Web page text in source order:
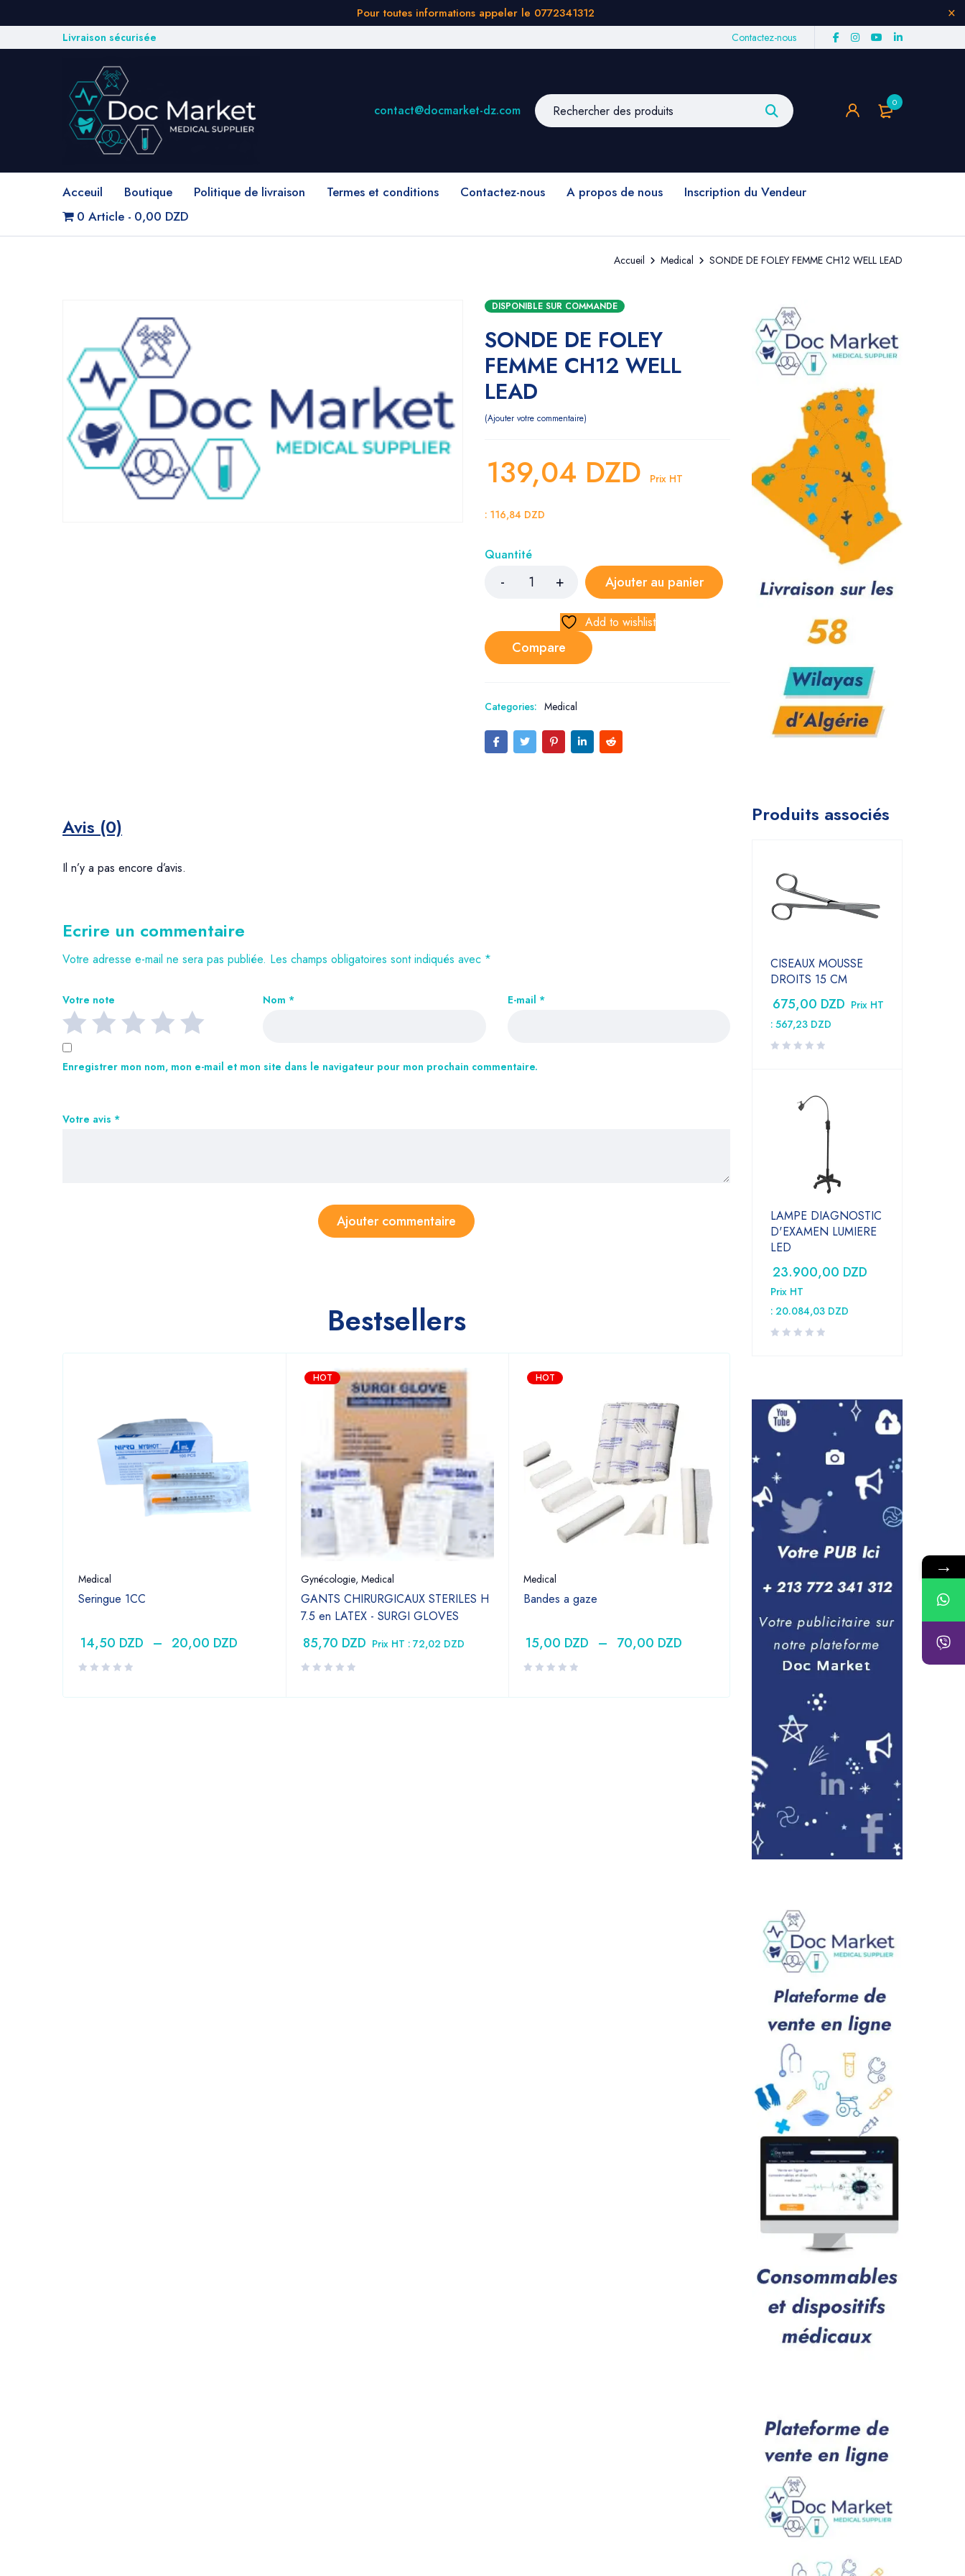
Pour toutes informations appeler le 0772341312
Livraison sécurisée Contactez-nous
0
contact@docmarket-dz.com
Acceuil Boutique Politique de livraison Termes et conditions Contactez-nous A propos de nous
Inscription du Vendeur
0 Article
0,00 DZD
Accueil Medical SONDE DE FOLEY FEMME CH12 WELL LEAD
DISPONIBLE SUR COMMANDE
SONDE DE FOLEY
FEMME CH12 WELL
LEAD
Ajouter votre commentaire
139,04 DZD Prix HT
: 116,84 DZD
Quantité
Ajouter au panier
Add to wishlist
Compare
Categories: Medical
Avis (0)
Il n’y a pas encore d’avis.
Ecrire un commentaire
Votre adresse e-mail ne sera pas publiée. Les champs obligatoires sont indiqués avec *
Votre note
Votre avis *
Nom * E-mail *
Enregistrer mon nom, mon e-mail et mon site dans le navigateur pour mon prochain commentaire.
Bestsellers
Medical
Seringue 1CC
14,50 DZD – 20,00 DZD
HOT
Gynécologie, Medical
GANTS CHIRURGICAUX STERILES H
7.5 en LATEX - SURGI GLOVES
85,70 DZD Prix HT : 72,02 DZD
HOT
Medical
Bandes a gaze
15,00 DZD – 70,00 DZD
Laboratoire,Medical
Seringue 10CC PRONTO
24,79DZDPrix HT :20,83
Produits associés
CISEAUX MOUSSE
DROITS 15 CM
675,00 DZD Prix HT
: 567,23 DZD
LAMPE DIAGNOSTIC
D'EXAMEN LUMIERE
LED
23.900,00 DZD
Prix HT
: 20.084,03 DZD
→